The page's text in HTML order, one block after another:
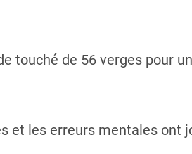
touché de 56 verges pour
et les erreurs mentales ont